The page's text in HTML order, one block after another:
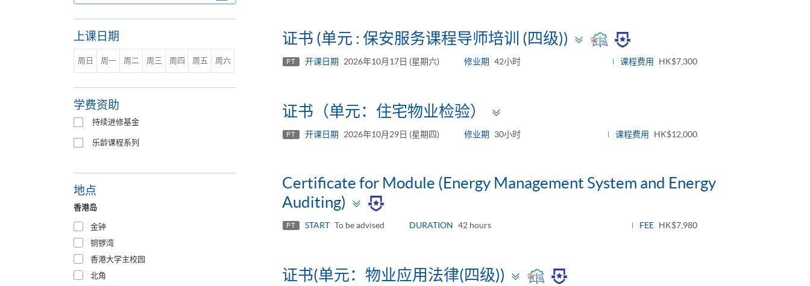
上课日期
周日 周一 周二 周三 周四 周五 周六
学费资助
持续进修基金
乐龄课程系列
地点
香港岛
金钟
铜锣湾
香港大学主校园
北角
证书 (单元 : 保安服务课程导师培训 (四级))
Toggle
panel
PT 开课日期 2026年10月17日 (星期六) 修业期 42小时 课程费用 HK$7,300
证书（单元：住宅物业检验）
panel
PT 开课日期 2026年10月29日 (星期四) 修业期 30小时 课程费用 HK$12,000
Certificate for Module (Energy Management System and Energy
Auditing)
Toggle
panel
PT START To be advised DURATION 42 hours FEE HK$7,980
证书(单元：物业应用法律(四级))
Toggle